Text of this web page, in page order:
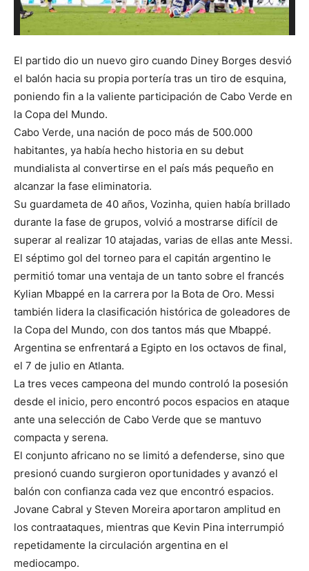
El partido dio un nuevo giro cuando Diney Borges desvió
el balón hacia su propia portería tras un tiro de esquina,
poniendo fin a la valiente participación de Cabo Verde en
la Copa del Mundo.
Cabo Verde, una nación de poco más de 500.000
habitantes, ya había hecho historia en su debut
mundialista al convertirse en el país más pequeño en
alcanzar la fase eliminatoria.
Su guardameta de 40 años, Vozinha, quien había brillado
durante la fase de grupos, volvió a mostrarse difícil de
superar al realizar 10 atajadas, varias de ellas ante Messi.
El séptimo gol del torneo para el capitán argentino le
permitió tomar una ventaja de un tanto sobre el francés
Kylian Mbappé en la carrera por la Bota de Oro. Messi
también lidera la clasificación histórica de goleadores de
la Copa del Mundo, con dos tantos más que Mbappé.
Argentina se enfrentará a Egipto en los octavos de final,
el 7 de julio en Atlanta.
La tres veces campeona del mundo controló la posesión
desde el inicio, pero encontró pocos espacios en ataque
ante una selección de Cabo Verde que se mantuvo
compacta y serena.
El conjunto africano no se limitó a defenderse, sino que
presionó cuando surgieron oportunidades y avanzó el
balón con confianza cada vez que encontró espacios.
Jovane Cabral y Steven Moreira aportaron amplitud en
los contraataques, mientras que Kevin Pina interrumpió
repetidamente la circulación argentina en el
mediocampo.